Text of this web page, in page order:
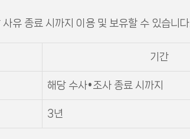
유 종료 시까지 이용 및 보유할 수 있습니다.
기간
해당 수사•조사 종료 시까지
3년